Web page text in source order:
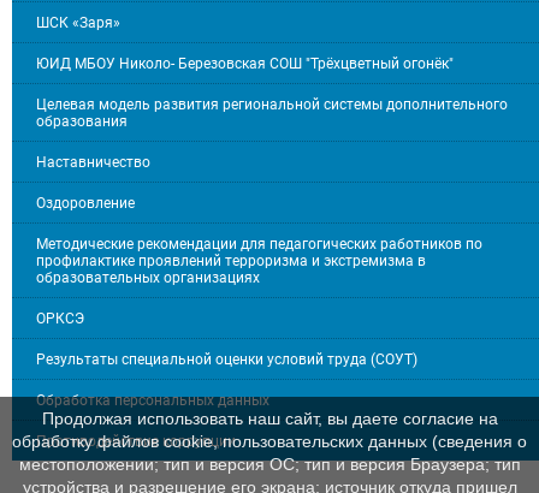
ШСК «Заря»
ЮИД МБОУ Николо- Березовская СОШ "Трёхцветный огонёк"
Целевая модель развития региональной системы дополнительного
образования
Наставничество
Оздоровление
Методические рекомендации для педагогических работников по
профилактике проявлений терроризма и экстремизма в
образовательных организациях
ОРКСЭ
Результаты специальной оценки условий труда (СОУТ)
Обработка персональных данных
Противодействие коррупции
Продолжая использовать наш сайт, вы даете согласие на
обработку файлов cookie, пользовательских данных (сведения о
местоположении; тип и версия ОС; тип и версия Браузера; тип
устройства и разрешение его экрана; источник откуда пришел